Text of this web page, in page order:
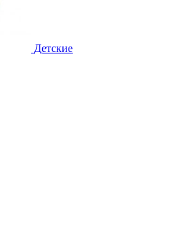
Детские